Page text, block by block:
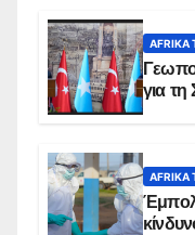
AFRIKA
για τη
AFRIKA